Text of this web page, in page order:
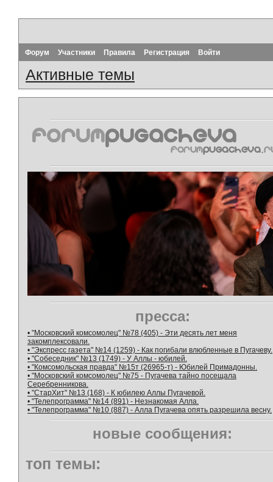
Форум Участники Правила Регистрация Войти
Активные темы
пресса:
• "Московский комсомолец" №78 (405) - Эти десять лет меня
закомплексовали.
• "Экспресс газета" №14 (1259) - Как погибали влюбленные в Пугачеву.
• "Собеседник" №13 (1749) - У Аллы - юбилей.
• "Комсомольская правда" №15т (26965-т) - Юбилей Примадонны.
• "Московский комсомолец" №75 - Пугачева тайно посещала
Серебренникова.
• "СтарХит" №13 (168) - К юбилею Аллы Пугачевой.
• "Телепрограмма" №14 (891) - Незнакомая Алла.
• "Телепрограмма" №10 (887) - Алла Пугачева опять разрешила весну.
новые сообщения:
топ темы: